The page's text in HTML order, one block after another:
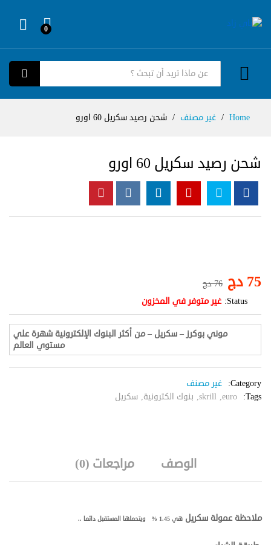
0
كل الفئات
بحث
Home
/ غير مصنف / شحن رصيد سكريل 60 اورو
شحن رصيد سكريل 60 اورو
75 دج 76 دج
Status: غير متوفر في المخزون
موني بوكرز – سكريل – من أكثر البنوك الإلكترونية شهرة علي
مستوي العالم
Category:
غير مصنف
Tags:
euro
,
skrill
, بنوك الكترونية, سكريل
الوصف مراجعات (0)
ملاحظة عمولة سكريل هي 1.45 % ويتحملها المستقبل دائما ..